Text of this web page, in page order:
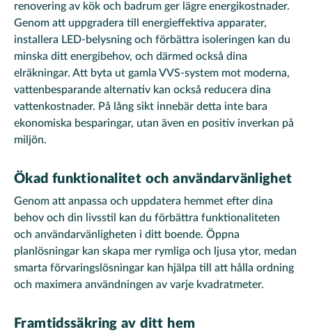
renovering av kök och badrum ger lägre energikostnader.
Genom att uppgradera till energieffektiva apparater,
installera LED-belysning och förbättra isoleringen kan du
minska ditt energibehov, och därmed också dina
elräkningar. Att byta ut gamla VVS-system mot moderna,
vattenbesparande alternativ kan också reducera dina
vattenkostnader. På lång sikt innebär detta inte bara
ekonomiska besparingar, utan även en positiv inverkan på
miljön.
Ökad funktionalitet och användarvänlighet
Genom att anpassa och uppdatera hemmet efter dina
behov och din livsstil kan du förbättra funktionaliteten
och användarvänligheten i ditt boende. Öppna
planlösningar kan skapa mer rymliga och ljusa ytor, medan
smarta förvaringslösningar kan hjälpa till att hålla ordning
och maximera användningen av varje kvadratmeter.
Framtidssäkring av ditt hem